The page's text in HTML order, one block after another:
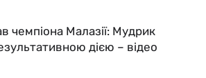
чемпіона Малазії: Мудрик
дією – відео